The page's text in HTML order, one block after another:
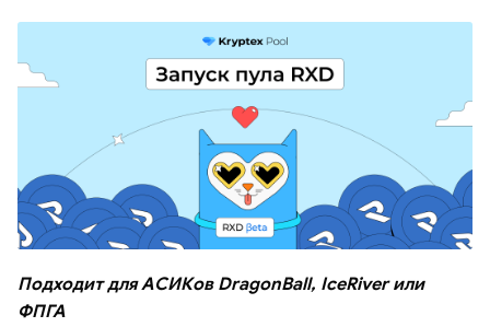
Подходит для АСИКов DragonBall, IceRiver или
ФПГА